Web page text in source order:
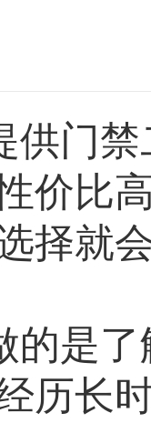
供门
价比
择就
的是
历长